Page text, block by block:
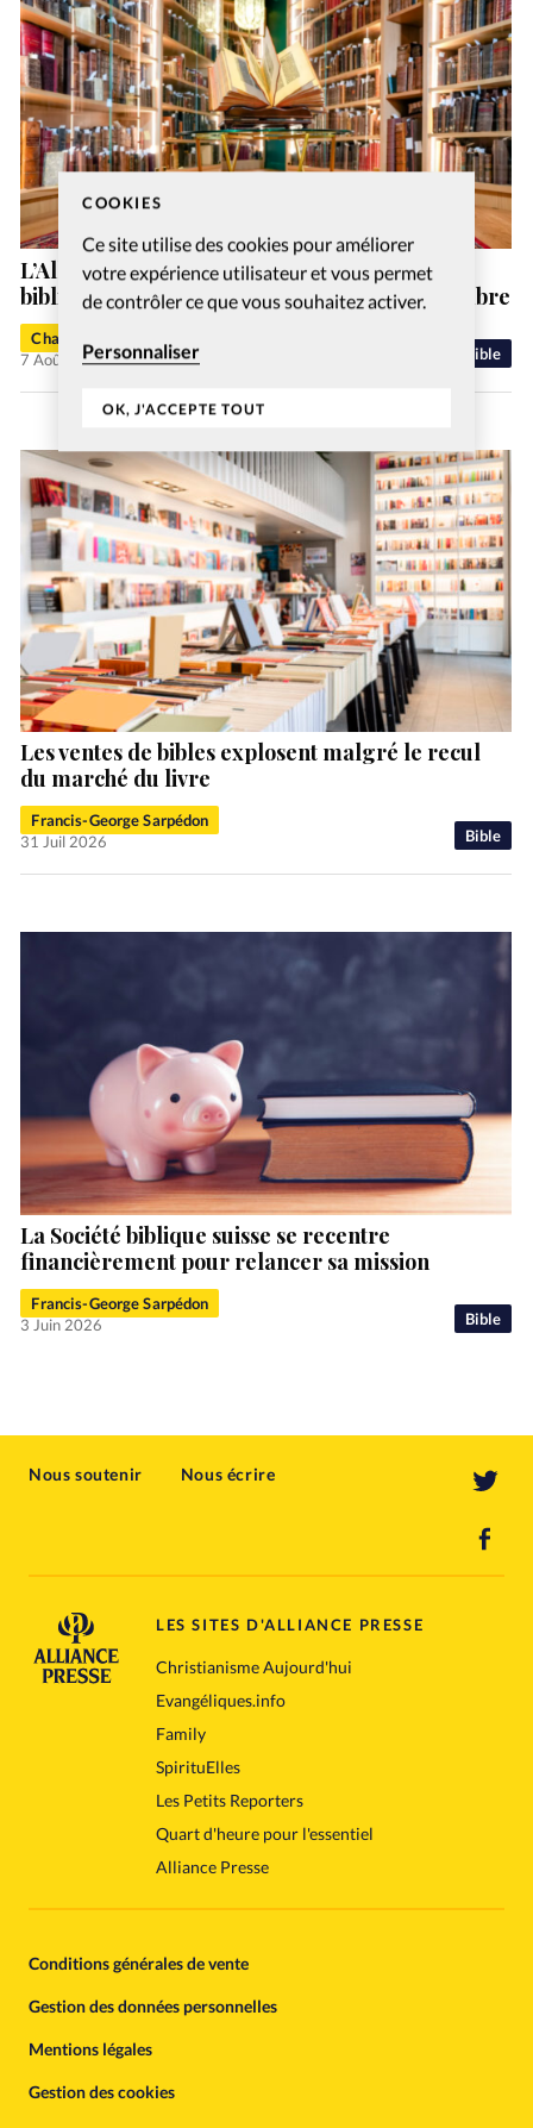
COOKIES
Ce site utilise des cookies pour améliorer
votre expérience utilisateur et vous permet
de contrôler ce que vous souhaitez activer.
Personnaliser
OK, J'ACCEPTE TOUT
Bible
L’Alliance biblique française ouvre sa
bibliothèque historique au public le 19 septembre
Charlotte Moulin
7 Août 2026
Bible
Les ventes de bibles explosent malgré le recul
du marché du livre
Francis-George Sarpédon
31 Juil 2026
Bible
La Société biblique suisse se recentre
financièrement pour relancer sa mission
Francis-George Sarpédon
3 Juin 2026
Nous soutenir Nous écrire
LES SITES D'ALLIANCE PRESSE
Christianisme Aujourd'hui
Evangéliques.info
Family
SpirituElles
Les Petits Reporters
Quart d'heure pour l'essentiel
Alliance Presse
Conditions générales de vente
Gestion des données personnelles
Mentions légales
Gestion des cookies